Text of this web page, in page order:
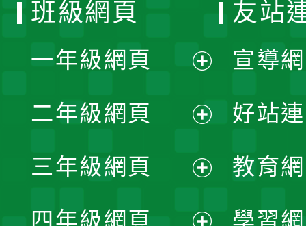
班級網頁
一年級網頁
開
選
單
二年級網頁
開
三年級網頁
四年級網頁
友站
宣導
好站
教育
學習